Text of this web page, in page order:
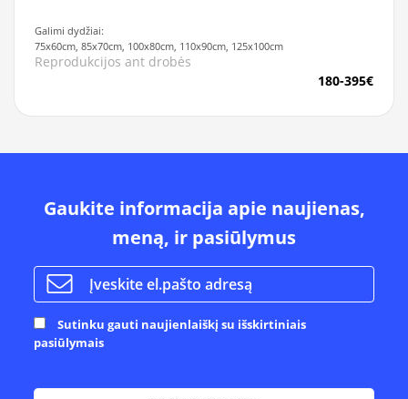
Galimi dydžiai:
75x60cm, 85x70cm, 100x80cm, 110x90cm, 125x100cm
Reprodukcijos ant drobės
180-395€
Gaukite informacija apie naujienas,
meną, ir pasiūlymus
Sutinku gauti naujienlaiškį su išskirtiniais
pasiūlymais